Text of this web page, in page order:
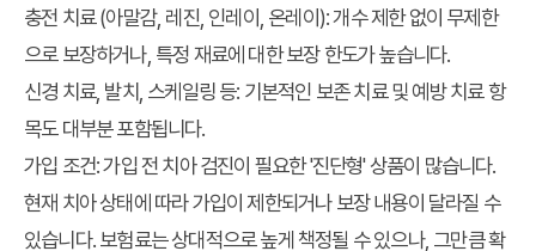
충전 치료 (아말감, 레진, 인레이, 온레이): 개수 제한 없이 무제한
으로 보장하거나, 특정 재료에 대한 보장 한도가 높습니다.
신경 치료, 발치, 스케일링 등: 기본적인 보존 치료 및 예방 치료 항
목도 대부분 포함됩니다.
가입 조건:가입 전 치아 검진이 필요한 '진단형' 상품이 많습니다.
현재 치아 상태에 따라 가입이 제한되거나 보장 내용이 달라질 수
있습니다. 보험료는 상대적으로 높게 책정될 수 있으나, 그만큼 확